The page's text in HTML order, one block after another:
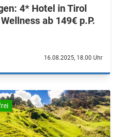
4* Hotel in Tirol
ab 149€ p.P.
16.08.2025, 18.00 Uhr